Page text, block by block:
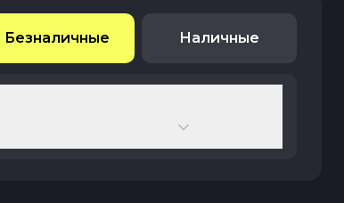
Безналичные Наличные